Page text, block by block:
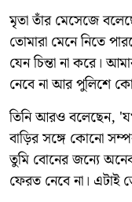
মৃতা তাঁর মেসেজে
তোমারা মেনে নিতে
যেন চিন্তা না করে।
নেবে না আর পুলিশে
তিনি আরও বলেছেন,
বাড়ির সঙ্গে কোনো
তুমি বোনের জন্যে
ফেরত নেবে না।